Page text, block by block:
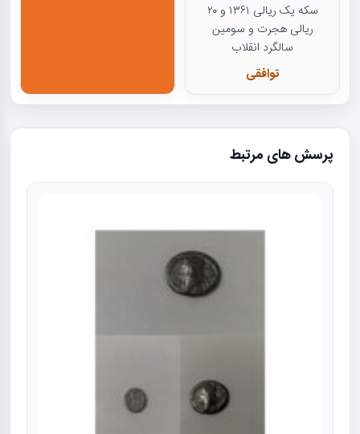
سکه یک ریالی ۱۳۶۱ و ۲۰
ریالی هجرت و سومین
سالگرد انقلاب
توافقی
پرسش های مرتبط